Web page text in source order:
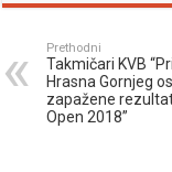
Prethodni
Takmičari KVB
Hrasna Gornjeg
zapažene
Open 2018”